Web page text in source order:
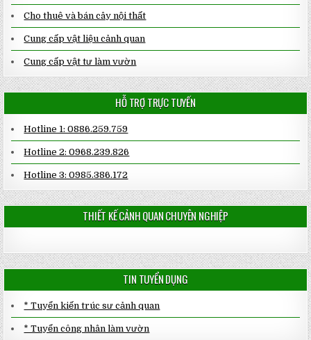
Cho thuê và bán cây nội thất
Cung cấp vật liệu cảnh quan
Cung cấp vật tư làm vườn
HỖ TRỢ TRỰC TUYẾN
Hotline 1: 0886.259.759
Hotline 2: 0968.239.826
Hotline 3: 0985.386.172
THIẾT KẾ CẢNH QUAN CHUYÊN NGHIỆP
TIN TUYỂN DỤNG
* Tuyển kiến trúc sư cảnh quan
* Tuyển công nhân làm vườn